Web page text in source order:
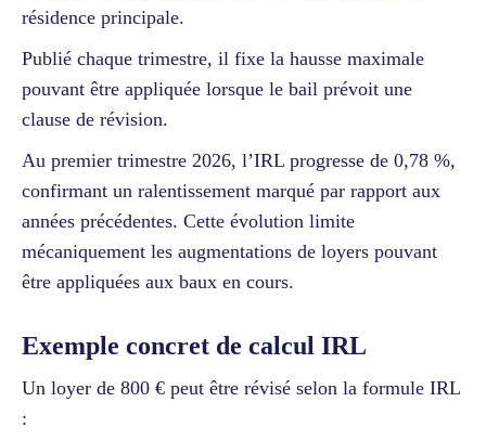
résidence principale.
Publié chaque trimestre, il fixe la hausse maximale
pouvant être appliquée lorsque le bail prévoit une
clause de révision.
Au premier trimestre 2026, l’IRL progresse de 0,78 %,
confirmant un ralentissement marqué par rapport aux
années précédentes. Cette évolution limite
mécaniquement les augmentations de loyers pouvant
être appliquées aux baux en cours.
Exemple concret de calcul IRL
Un loyer de 800 € peut être révisé selon la formule IRL
: